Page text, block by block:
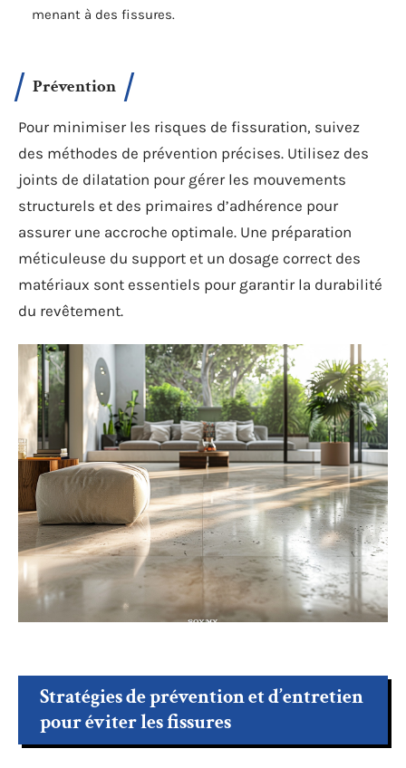
menant à des fissures.
Prévention
Pour minimiser les risques de fissuration, suivez
des méthodes de prévention précises. Utilisez des
joints de dilatation pour gérer les mouvements
structurels et des primaires d’adhérence pour
assurer une accroche optimale. Une préparation
méticuleuse du support et un dosage correct des
matériaux sont essentiels pour garantir la durabilité
du revêtement.
Stratégies de prévention et d’entretien
pour éviter les fissures